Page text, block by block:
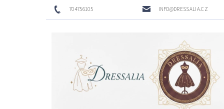
704756105 INFO@DRESSALIA.CZ